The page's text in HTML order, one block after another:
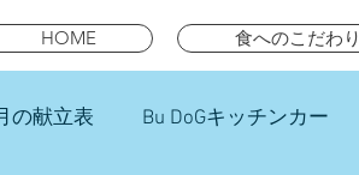
HOME 食へのこだわり
の献立表 Bu DoGキッチンカー